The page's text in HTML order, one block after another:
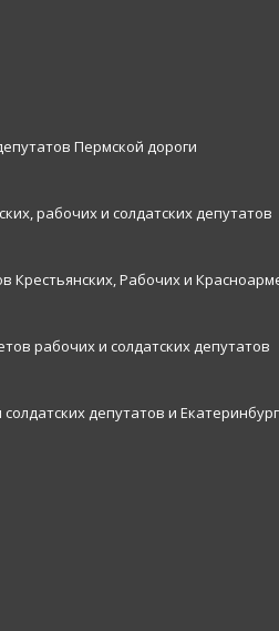
Пермской дороги
рабочих и солдатских депутатов
Крестьянских, Рабочих и
рабочих и солдатских депутатов
депутатов и